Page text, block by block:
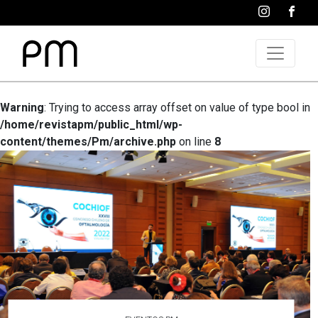
Warning: Trying to access array offset on value of type bool in
/home/revistapm/public_html/wp-
content/themes/Pm/archive.php on line 8